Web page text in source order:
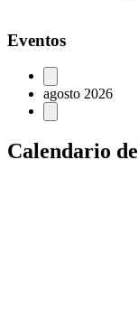
Eventos
agosto 2026
Calendario